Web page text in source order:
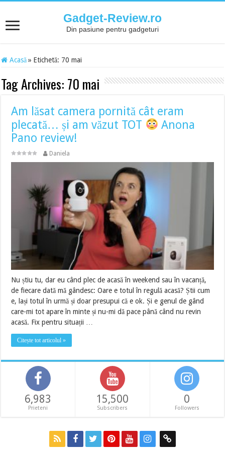
Gadget-Review.ro
Din pasiune pentru gadgeturi
Acasă » Etichetă: 70 mai
Tag Archives: 70 mai
Am lăsat camera pornită cât eram
plecată… și am văzut TOT
Anona
Pano review!
Daniela
Nu știu tu, dar eu când plec de acasă în weekend sau în vacanță,
de fiecare dată mă gândesc: Oare e totul în regulă acasă? Știi cum
e, lași totul în urmă și doar presupui că e ok. Și e genul de gând
care-mi tot apare în minte și nu-mi dă pace până când nu revin
acasă. Fix pentru situații …
Citește tot articolul »
6,983
Prieteni
15,500
Subscribers
0
Followers